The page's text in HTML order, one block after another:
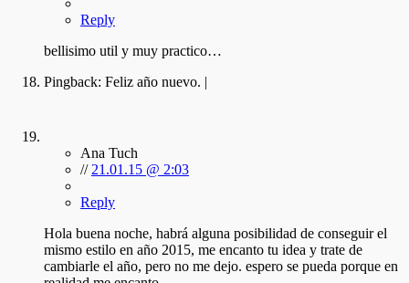
Reply
bellisimo util y muy practico…
Pingback: Feliz año nuevo. |
Ana Tuch
// 21.01.15 @ 2:03
Reply
Hola buena noche, habrá alguna posibilidad de conseguir el
mismo estilo en año 2015, me encanto tu idea y trate de
cambiarle el año, pero no me dejo. espero se pueda porque en